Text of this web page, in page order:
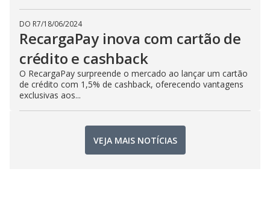
DO R7/18/06/2024
RecargaPay inova com cartão de
crédito e cashback
O RecargaPay surpreende o mercado ao lançar um cartão
de crédito com 1,5% de cashback, oferecendo vantagens
exclusivas aos...
VEJA MAIS NOTÍCIAS